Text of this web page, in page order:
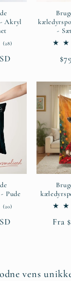
Akryl
(28)28
-
Pude
(20)20
Fra
vens